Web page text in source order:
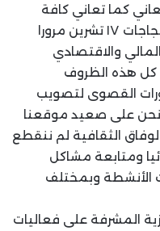
كما تعاني كافة
القطاعات في لبنان ابتداءا من احتجاجات ١٧ تشرين مرورا
المالي والاقتصادي
كل هذه الظروف
القصوى لتصويب
على صعيد موقعنا
الثقافية لم ننقطع
ومتابعة مشاكل
الأنشطة وبمختلف
المشرفة على فعاليات